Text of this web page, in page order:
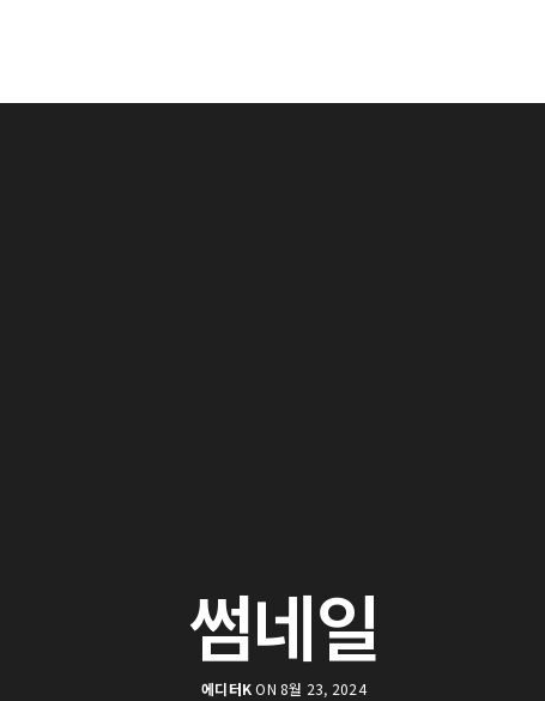
썸네일
에디터KON 8월 23, 2024